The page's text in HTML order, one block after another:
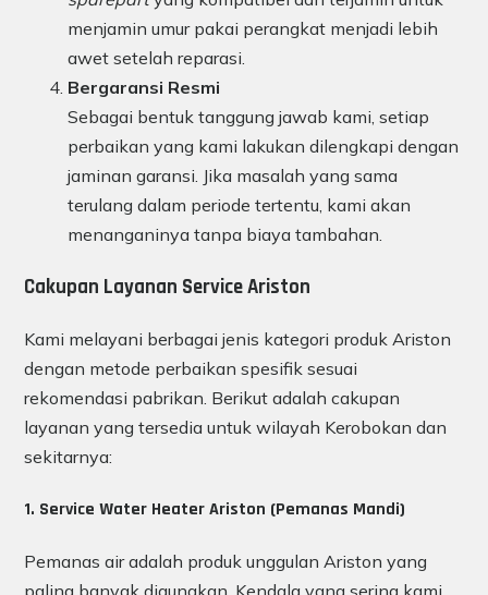
menjamin umur pakai perangkat menjadi lebih
awet setelah reparasi.
Bergaransi Resmi
Sebagai bentuk tanggung jawab kami, setiap
perbaikan yang kami lakukan dilengkapi dengan
jaminan garansi. Jika masalah yang sama
terulang dalam periode tertentu, kami akan
menanganinya tanpa biaya tambahan.
Cakupan Layanan Service Ariston
Kami melayani berbagai jenis kategori produk Ariston
dengan metode perbaikan spesifik sesuai
rekomendasi pabrikan. Berikut adalah cakupan
layanan yang tersedia untuk wilayah Kerobokan dan
sekitarnya:
1. Service Water Heater Ariston (Pemanas Mandi)
Pemanas air adalah produk unggulan Ariston yang